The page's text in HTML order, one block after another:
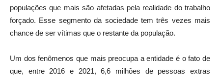
populações que mais são afetadas pela realidade do trabalho
forçado. Esse segmento da sociedade tem três vezes mais
chance de ser vítimas que o restante da população.
Um dos fenômenos que mais preocupa a entidade é o fato de
que, entre 2016 e 2021, 6,6 milhões de pessoas extras